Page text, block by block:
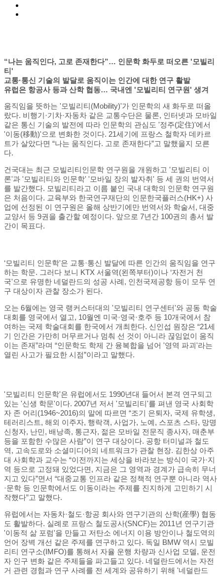
“나는 움직인다, 고로 존재한다”… 인문학 화두로 떠오른 '모빌리
티'
교통·통신 기술의 발달로 움직이는 인간에 대한 연구 활발
유럽은 항공사 등과 산학 협동… 국내엔 '모빌리티 연구원' 생겨
움직임을 뜻하는 '모빌리티(Mobility)'가 인문학의 새 화두로 떠올
랐다. 비행기·기차·자동차 같은 교통수단은 물론, 인터넷과 모바일
같은 통신 기술의 발전에 따라 인문학의 관심도 '정주(定住)'에서
'이동(移動)'으로 변화한 것이다. 21세기에 프랑스 철학자 데카르
트가 살았다면 “나는 움직인다. 고로 존재한다”고 말했을지 모른
다.
건국대는 최근 모빌리티인문학 연구원을 개원하고 '모빌리티 이
론'과 '모빌리티와 인문학' '모바일 장의 발자취' 등 세 권의 번역서
를 발간했다. 모빌리티라고 이름 붙인 국내 대학의 인문학 연구원
은 처음이다. 교육부와 한국연구재단의 인문한국플러스(HK+) 사
업에 선정된 이 연구원은 올해 상반기에만 번역서와 학술서, 대중
교양서 등 9권을 출간할 예정이다. 앞으로 7년간 100권의 총서 발
간이 목표다.
‘모빌리티 인문학'은 교통·통신 발달에 따른 인간의 움직임을 연구
하는 학문. 그러다 보니 KTX 서울역(왼쪽부터)이나 ‘자전거 천
국'으로 유명한 네덜란드의 성공 사례, 인천국제공항 등이 모두 연
구 대상이자 관찰 장소가 된다.
오는 6월에는 영국 랭커스터대의 '모빌리티 연구센터'와 공동 학술
대회를 영국에서 열고, 10월엔 미국·영국·호주 등 10개국에서 참
여하는 국제 학술대회를 한국에서 개최한다. 신인섭 원장은 “21세
기 인간은 가만히 머무르거나 멈춰 선 것이 아니라 끊임없이 움직
이는 존재”라며 “인문학도 학제 간 융복합을 넘어 '영역 파괴'라는
열린 사고가 필요한 시점”이라고 말했다.
'모빌리티 인문학'은 유럽에서도 1990년대 들어서 본격 연구되고
있는 '신생 학문'이다. 2007년 저서 '모빌리티'를 펴낸 영국 사회학
자 존 어리(1946~2016)의 말에 따르면 “조기 은퇴자, 국제 유학생,
테러리스트, 해외 이주자, 행락객, 사업가, 노예, 스포츠 스타, 망명
신청자, 난민, 배낭족, 통근자, 젊은 모바일 전문직 종사자, 매춘부
등을 포함한 수많은 사람”이 연구 대상이다. 공항 터미널과 철도
역, 고속도로와 소셜미디어의 네트워크가 관찰 현장. 김한상 아주
대 사회학과 교수는 “이전까지는 세상을 바라보는 방식이 국가·지
역 등으로 고정돼 있었다면, 지금은 그 영역과 경계가 급속히 무너
지고 있다”면서 “대중교통 인프라 같은 정책적 연구뿐 아니라 역사
·문학 등 인문학에서도 이동이라는 주제를 진지하게 고민하기 시
작했다”고 말했다.
유럽에서는 자동차·철도·항공 회사와 연구기관의 산학(産學) 협동
도 활발하다. 실례로 프랑스 철도공사(SNCF)는 2011년 연구기관
'이동적 삶 포럼'을 만들고 저탄소 에너지 이용 방안이나 철도역의
언어 장벽 개선 같은 주제를 연구하고 있다. 독일 BMW 역시 모빌
리티 연구소(IMFO)를 통해서 자율 운행 차량과 신사업 모델, 운전
자 인구 변화 같은 주제들을 파고들고 있다. 네덜란드에서는 자전
거 관련 경험과 연구 사례를 전 세계와 공유하기 위해 '네덜란드